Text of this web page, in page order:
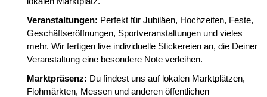
Veranstaltungen: Perfekt für Jubiläen, Hochzeiten, Feste,
Geschäftseröffnungen, Sportveranstaltungen und vieles
mehr. Wir fertigen live individuelle Stickereien an, die Deiner
Veranstaltung eine besondere Note verleihen.
Marktpräsenz: Du findest uns auf lokalen Marktplätzen,
Flohmärkten, Messen und anderen öffentlichen